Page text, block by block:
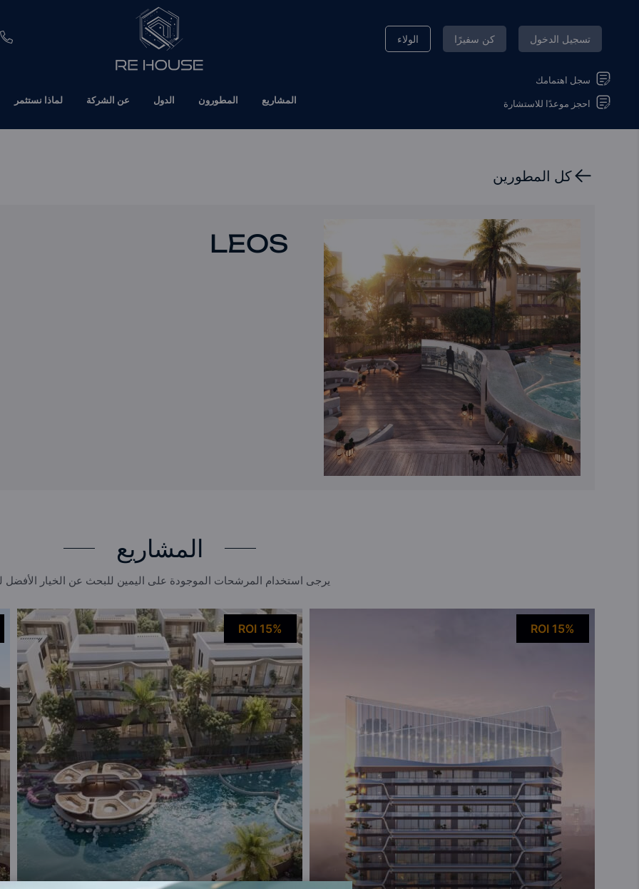
تسجيل الدخول كن سفيرًا الولاء
سجل اهتمامك
احجز موعدًا للاستشارة المشاريع المطورون الدول عن الشركة لماذا نستثمر
كل المطورين
LEOS
المشاريع
يرجى استخدام المرشحات الموجودة على اليمين للبحث عن الخيار الأفضل
ROI 15%
ROI 15%